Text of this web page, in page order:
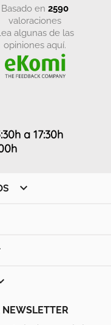
basado en 2590
valoraciones
opiniones aquí.
a 17:30h
